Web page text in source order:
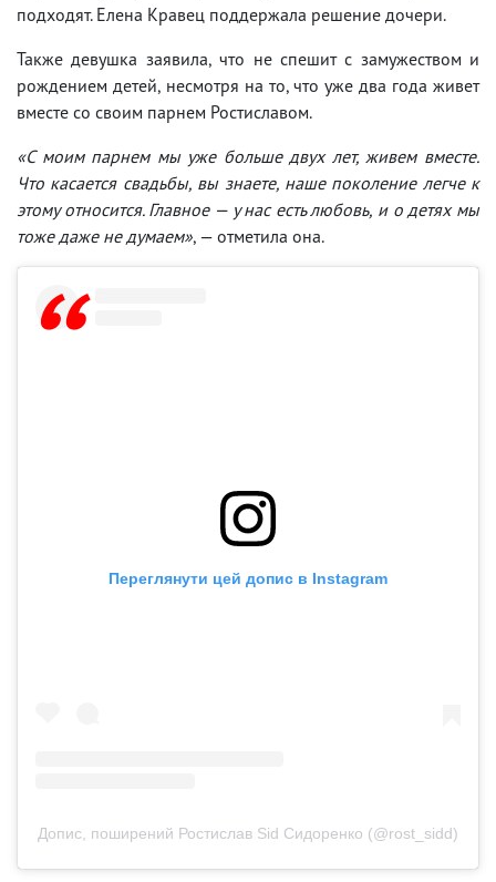
подходят. Елена Кравец поддержала решение дочери.
Также девушка заявила, что не спешит с замужеством и
рождением детей, несмотря на то, что уже два года живет
вместе со своим парнем Ростиславом.
«С моим парнем мы уже больше двух лет, живем вместе.
Что касается свадьбы, вы знаете, наше поколение легче к
этому относится. Главное — у нас есть любовь, и о детях мы
тоже даже не думаем», — отметила она.
Переглянути цей допис в Instagram
Допис, поширений Ростислав Sid Сидоренко (@rost_sidd)